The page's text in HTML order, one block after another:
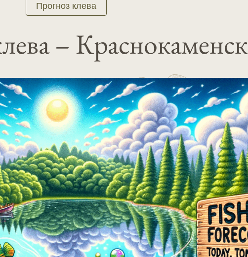
Прогноз клева
– Краснокаменск